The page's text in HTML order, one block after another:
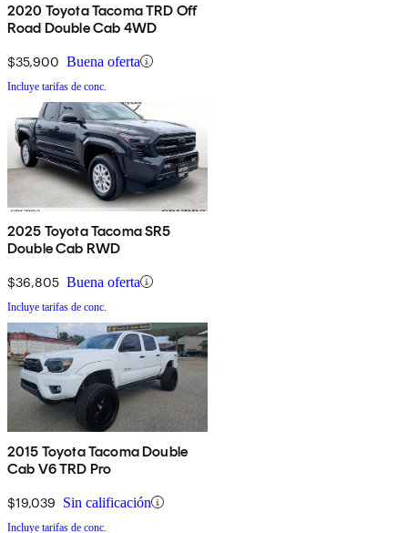
2020 Toyota Tacoma TRD Off
Road Double Cab 4WD
$35,900 Buena oferta
Incluye tarifas de conc.
2025 Toyota Tacoma SR5
Double Cab RWD
$36,805 Buena oferta
Incluye tarifas de conc.
2015 Toyota Tacoma Double
Cab V6 TRD Pro
$19,039 Sin calificación
Incluye tarifas de conc.